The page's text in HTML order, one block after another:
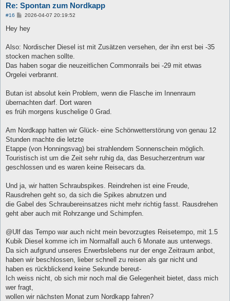
Re: Spontan zum Nordkapp
#16
B
i
a
2026-04-07 20:19:52
Hey hey
Also: Nordischer Diesel ist mit Zusätzen versehen, der ihn erst bei -35
stocken machen sollte.
Das haben sogar die neuzeitlichen Commonrails bei -29 mit etwas
Orgelei verbrannt.
Butan ist absolut kein Problem, wenn die Flasche im Innenraum
übernachten darf. Dort waren
es früh morgens kuschelige 0 Grad.
Am Nordkapp hatten wir Glück- eine Schönwetterstörung von genau 12
Stunden machte die letzte
Etappe (von Honningsvag) bei strahlendem Sonnenschein möglich.
Touristisch ist um die Zeit sehr ruhig da, das Besucherzentrum war
geschlossen und es waren keine Reisecars da.
Und ja, wir hatten Schraubspikes. Reindrehen ist eine Freude,
Rausdrehen geht so, da sich die Spikes abnutzen und
die Gabel des Schraubereinsatzes nicht mehr richtig fasst. Rausdrehen
geht aber auch mit Rohrzange und Schimpfen.
@Ulf das Tempo war auch nicht mein bevorzugtes Reisetempo, mit 1.5
Kubik Diesel komme ich im Normalfall auch 6 Monate aus unterwegs.
Da sich aufgrund unseres Erwerbslebens nur der enge Zeitraum anbot,
haben wir beschlossen, lieber schnell zu reisen als gar nicht und
haben es rückblickend keine Sekunde bereut-
Ich weiss nicht, ob sich mir noch mal die Gelegenheit bietet, dass mich
wer fragt,
wollen wir nächsten Monat zum Nordkapp fahren?